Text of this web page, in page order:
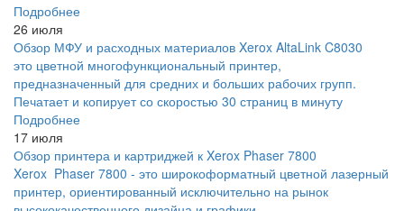
Подробнее
26 июля
Обзор МФУ и расходных материалов Xerox AltaLink C8030
это цветной многофункциональный принтер,
предназначенный для средних и больших рабочих групп.
Печатает и копирует со скоростью 30 страниц в минуту
Подробнее
17 июля
Обзор принтера и картриджей к Xerox Phaser 7800
Xerox Phaser 7800 - это широкоформатный цветной лазерный
принтер, ориентированный исключительно на рынок